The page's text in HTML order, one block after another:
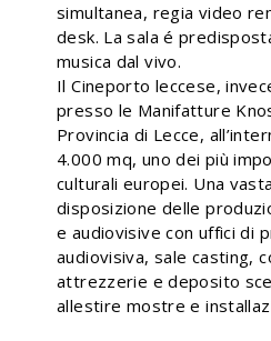
simultanea, regia video
desk. La sala é
musica dal vivo.
Il Cineporto leccese,
presso le Manifatture
Provincia di Lecce,
4.000 mq, uno dei più
culturali europei. Una
disposizione delle
e audiovisive con uffici di
audiovisiva, sale casting,
attrezzerie e deposito
allestire mostre e